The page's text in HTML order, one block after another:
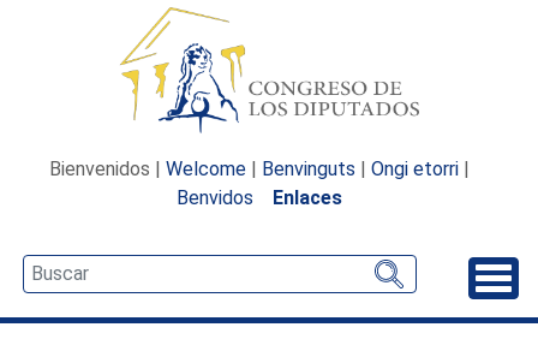
Bienvenidos | Welcome | Benvinguts | Ongi etorri |
Benvidos
Enlaces